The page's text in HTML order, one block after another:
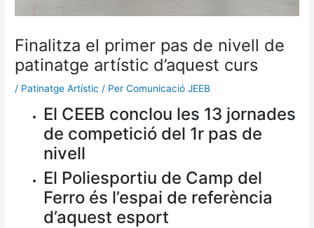
Finalitza el primer pas de nivell de
patinatge artístic d’aquest curs
/ Patinatge Artístic / Per Comunicació JEEB
El CEEB conclou les 13 jornades
de competició del 1r pas de
nivell
El Poliesportiu de Camp del
Ferro és l’espai de referència
d’aquest esport